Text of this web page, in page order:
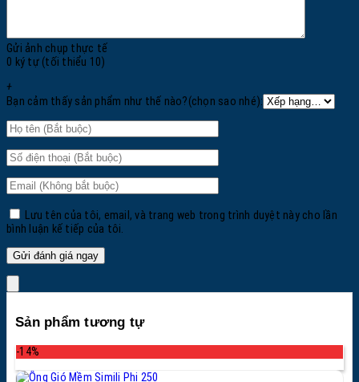
Gửi ảnh chụp thực tế
0 ký tự (tối thiểu 10)
+
Bạn cảm thấy sản phẩm như thế nào?(chọn sao nhé):
Lưu tên của tôi, email, và trang web trong trình duyệt này cho lần
bình luận kế tiếp của tôi.
Sản phẩm tương tự
-14%